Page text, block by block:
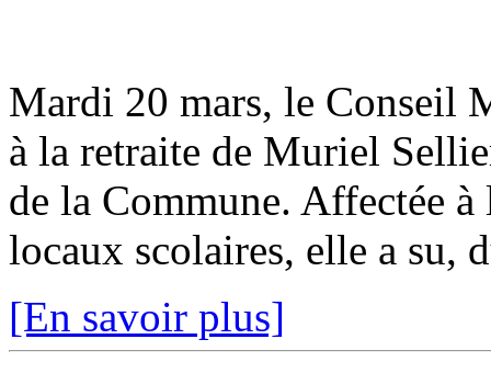
Mardi 20 mars, le Conseil
à la retraite de Muriel
de la Commune. Affectée
locaux scolaires, elle a su,
[En savoir plus]